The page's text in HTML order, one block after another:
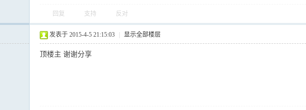
回复 支持 反对
发表于 2015-4-5 21:15:03 显示全部楼层
顶楼主 谢谢分享